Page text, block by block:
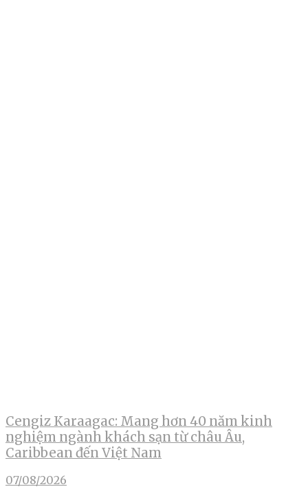
Cengiz Karaagac: Mang hơn 40 năm kinh
nghiệm ngành khách sạn từ châu Âu,
Caribbean đến Việt Nam
07/08/2026